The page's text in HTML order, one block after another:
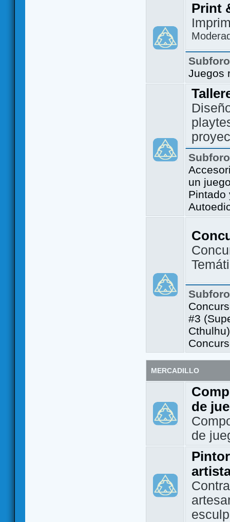
Print
Juegos
un
Pintado
#3
Cthulhu)
MERCADILLO
de
de